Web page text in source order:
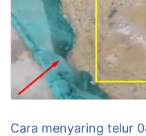
Cara menyaring telur